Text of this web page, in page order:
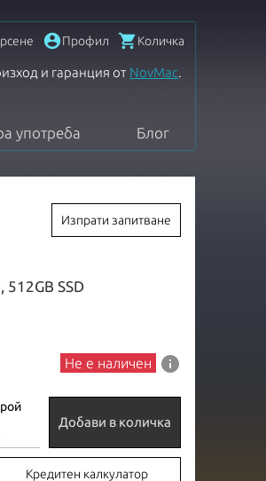
Профил Количка
и гаранция от NovMac.
употреба Блог
Изпрати запитване
SSD
Не е наличен info
Добави в количка
Кредитен калкулатор